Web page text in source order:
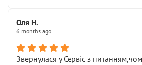
Оля Н.
6 months ago
Звернулася у Сервіс з